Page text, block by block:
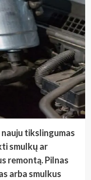
tikslingumas
smulkų ar
remontą. Pilnas
arba smulkus